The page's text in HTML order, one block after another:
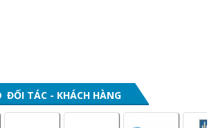
ĐỐI TÁC - KHÁCH HÀNG